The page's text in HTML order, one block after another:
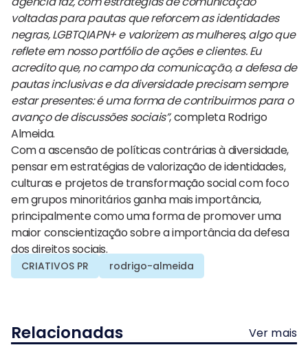
voltadas para pautas que reforcem as identidades
negras, LGBTQIAPN+ e valorizem as mulheres, algo que
reflete em nosso portfólio de ações e clientes. Eu
acredito que, no campo da comunicação, a defesa de
pautas inclusivas e da diversidade precisam sempre
estar presentes: é uma forma de contribuirmos para o
avanço de discussões sociais”, completa Rodrigo
Almeida.
Com a ascensão de políticas contrárias à diversidade,
pensar em estratégias de valorização de identidades,
culturas e projetos de transformação social com foco
em grupos minoritários ganha mais importância,
principalmente como uma forma de promover uma
maior conscientização sobre a importância da defesa
dos direitos sociais.
CRIATIVOS PR rodrigo-almeida
Relacionadas Ver mais